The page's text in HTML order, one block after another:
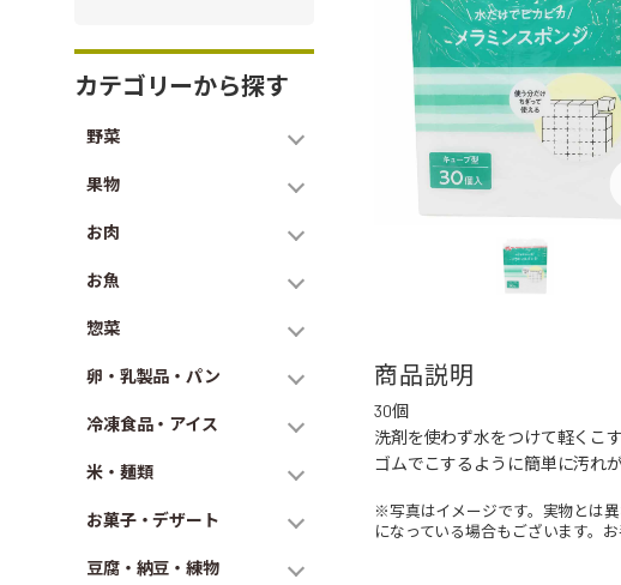
カテゴリーから探す
野菜
果物
お肉
お魚
惣菜
卵・乳製品・パン
冷凍食品・アイス
米・麺類
お菓子・デザート
豆腐・納豆・練物
商品説明
30個
洗剤を使わず水をつけて軽くこ
ゴムでこするように簡単に汚れ
※写真はイメージです。実物とは
になっている場合もございます。